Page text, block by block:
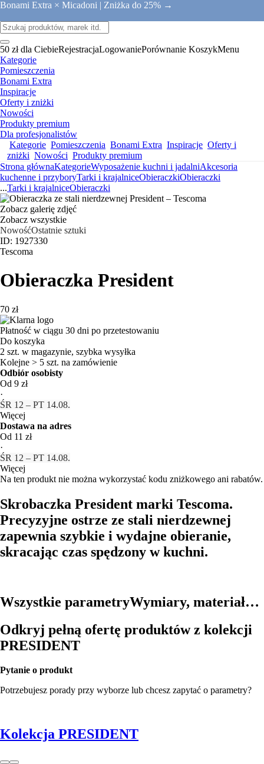
Bonami Extra × Micadoni | Zniżka do 25% →
50 zł dla CiebieRejestracjaLogowaniePorównanie KoszykMenu
Kategorie
Pomieszczenia
Bonami Extra
Inspiracje
Oferty i zniżki
Nowości
Produkty premium
Dla profesjonalistów
Kategorie Pomieszczenia Bonami Extra Inspiracje Oferty i
zniżki Nowości Produkty premium
Strona głównaKategorieWyposażenie kuchni i jadalniAkcesoria
kuchenne i przyboryTarki i krajalniceObieraczkiObieraczki
...Tarki i krajalniceObieraczki
Zobacz galerię zdjęć
Zobacz wszystkie
NowośćOstatnie sztuki
ID: 1927330
Tescoma
Obieraczka President
70 zł
Płatność w ciągu 30 dni po przetestowaniu
Do koszyka
2 szt. w magazynie, szybka wysyłka
Kolejne > 5 szt. na zamówienie
Odbiór osobisty
Od 9 zł
·
ŚR 12 – PT 14.08.
Więcej
Dostawa na adres
Od 11 zł
·
ŚR 12 – PT 14.08.
Więcej
Na ten produkt nie można wykorzystać kodu zniżkowego ani rabatów.
Skrobaczka President marki Tescoma.
Precyzyjne ostrze ze stali nierdzewnej
zapewnia szybkie i wydajne obieranie,
skracając czas spędzony w kuchni.
Wszystkie parametryWymiary, materiał…
Odkryj pełną ofertę produktów z kolekcji
PRESIDENT
Pytanie o produkt
Potrzebujesz porady przy wyborze lub chcesz zapytać o parametry?
Kolekcja PRESIDENT